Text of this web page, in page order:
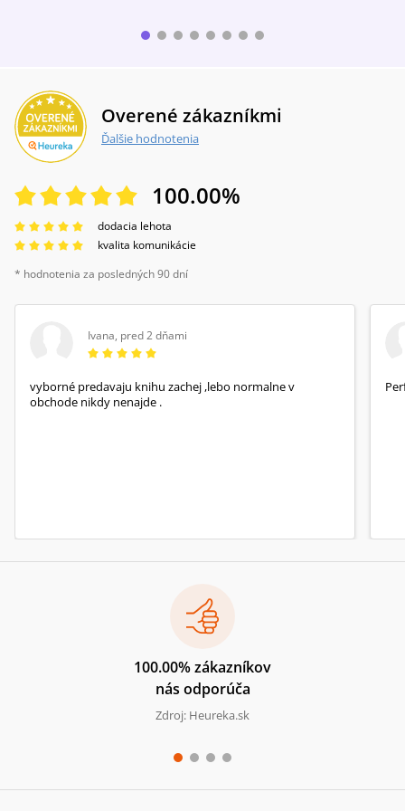
Overené zákazníkmi
Ďalšie hodnotenia
100.00%
dodacia lehota
kvalita komunikácie
* hodnotenia za posledných 90 dní
Ivana, pred 2 dňami
vyborné predavaju knihu zachej ,lebo normalne v
obchode nikdy nenajde .
100.00% zákazníkov
nás odporúča
Zdroj: Heureka.sk